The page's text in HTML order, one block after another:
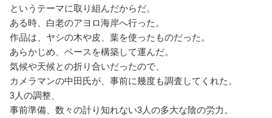
というテーマに取り組んだからだ。
ある時、白老のアヨロ海岸へ行った。
作品は、ヤシの木や皮、葉を使ったものだった。
あらかじめ、ベースを構築して運んだ。
気候や天候との折り合いだったので、
カメラマンの中田氏が、事前に幾度も調査してくれた。
3人の調整、
事前準備、数々の計り知れない3人の多大な陰の労力。